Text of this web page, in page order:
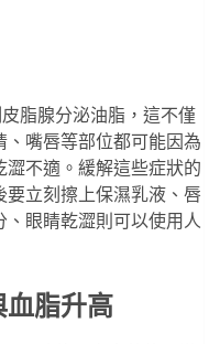
脂腺分泌油脂，這不僅
嘴唇等部位都可能因為
不適。緩解這些症狀的
要立刻擦上保濕乳液、唇
、眼睛乾澀則可以使用人
血脂升高